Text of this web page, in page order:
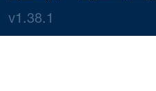
v1.38.1